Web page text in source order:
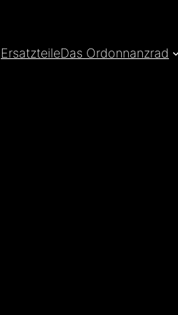
ErsatzteileDas Ordonnanzrad